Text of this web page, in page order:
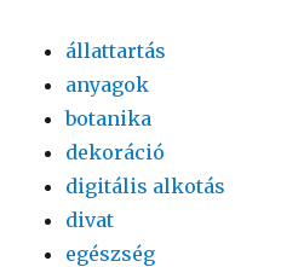
állattartás
anyagok
botanika
dekoráció
digitális alkotás
divat
egészség